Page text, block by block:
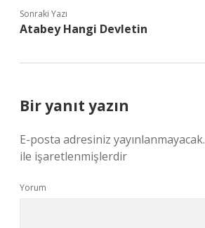
Sonraki Yazı
Atabey Hangi Devletin
Bir yanıt yazın
E-posta adresiniz yayınlanmayacak.
ile işaretlenmişlerdir
Yorum